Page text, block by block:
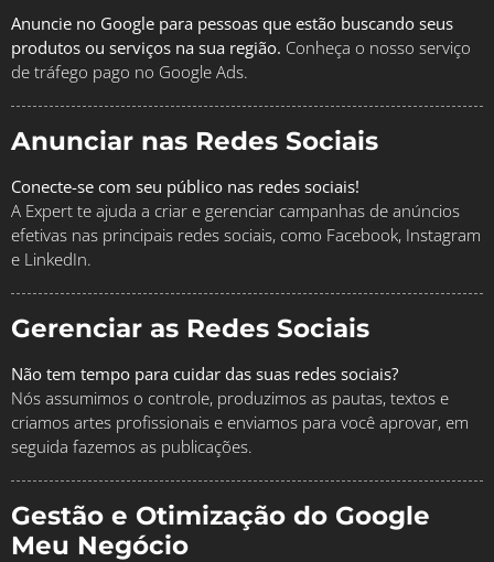
Anuncie no Google para pessoas que estão buscando seus
produtos ou serviços na sua região. Conheça o nosso serviço
de tráfego pago no Google Ads.
Anunciar nas Redes Sociais
Conecte-se com seu público nas redes sociais!
A Expert te ajuda a criar e gerenciar campanhas de anúncios
efetivas nas principais redes sociais, como Facebook, Instagram
e LinkedIn.
Gerenciar as Redes Sociais
Não tem tempo para cuidar das suas redes sociais?
Nós assumimos o controle, produzimos as pautas, textos e
criamos artes profissionais e enviamos para você aprovar, em
seguida fazemos as publicações.
Gestão e Otimização do Google
Meu Negócio